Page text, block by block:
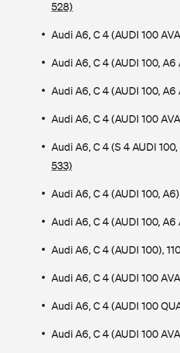
528)
Audi A6, C 4 (AUDI 100
Audi A6, C 4 (AUDI 100,
Audi A6, C 4 (AUDI 100,
Audi A6, C 4 (AUDI 100
Audi A6, C 4 (S 4 AUDI
533)
Audi A6, C 4 (AUDI 100,
Audi A6, C 4 (AUDI 100,
Audi A6, C 4 (AUDI 100),
Audi A6, C 4 (AUDI 100
Audi A6, C 4 (AUDI 100
Audi A6, C 4 (AUDI 100